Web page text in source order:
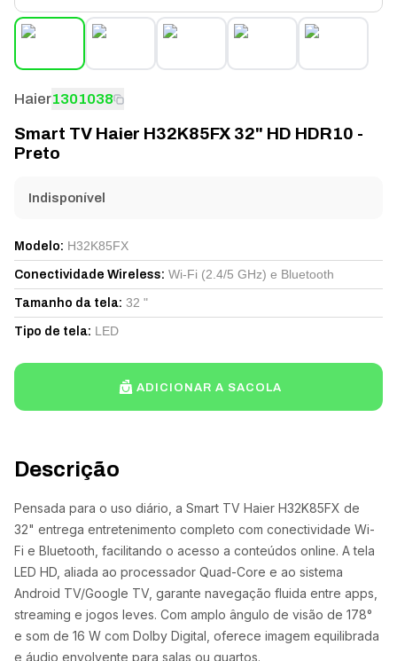
Descrição
Pensada para o uso diário, a Smart TV Haier H32K85FX de
32" entrega entretenimento completo com conectividade Wi-
Fi e Bluetooth, facilitando o acesso a conteúdos online. A tela
LED HD, aliada ao processador Quad-Core e ao sistema
Android TV/Google TV, garante navegação fluida entre apps,
streaming e jogos leves. Com amplo ângulo de visão de 178°
e som de 16 W com Dolby Digital, oferece imagem equilibrada
e áudio envolvente para salas ou quartos.
Haier1301038
Smart TV Haier H32K85FX 32" HD HDR10 -
Preto
Indisponível
Modelo: H32K85FX
Conectividade Wireless: Wi-Fi (2.4/5 GHz) e Bluetooth
Tamanho da tela: 32 "
Tipo de tela: LED
ADICIONAR A SACOLA